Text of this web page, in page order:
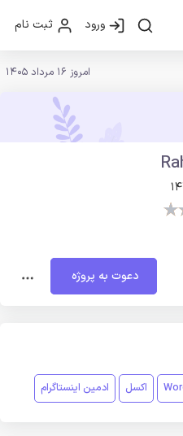
ورود ثبت نام
امروز 16 مرداد 1405
دعوت به پروژه
اکسل ادمین اینستاگرام